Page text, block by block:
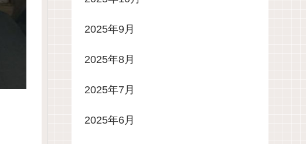
2025年9月
2025年8月
2025年7月
2025年6月